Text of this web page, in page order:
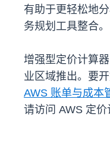
有助于更轻松地
务规划工具整合。
增强型定价计算
业区域推出。要
AWS 账单与成本
请访问 AWS 定价